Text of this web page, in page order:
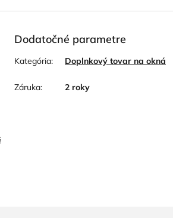
Dodatočné parametre
Kategória: Doplnkový tovar na okná
Záruka: 2 roky